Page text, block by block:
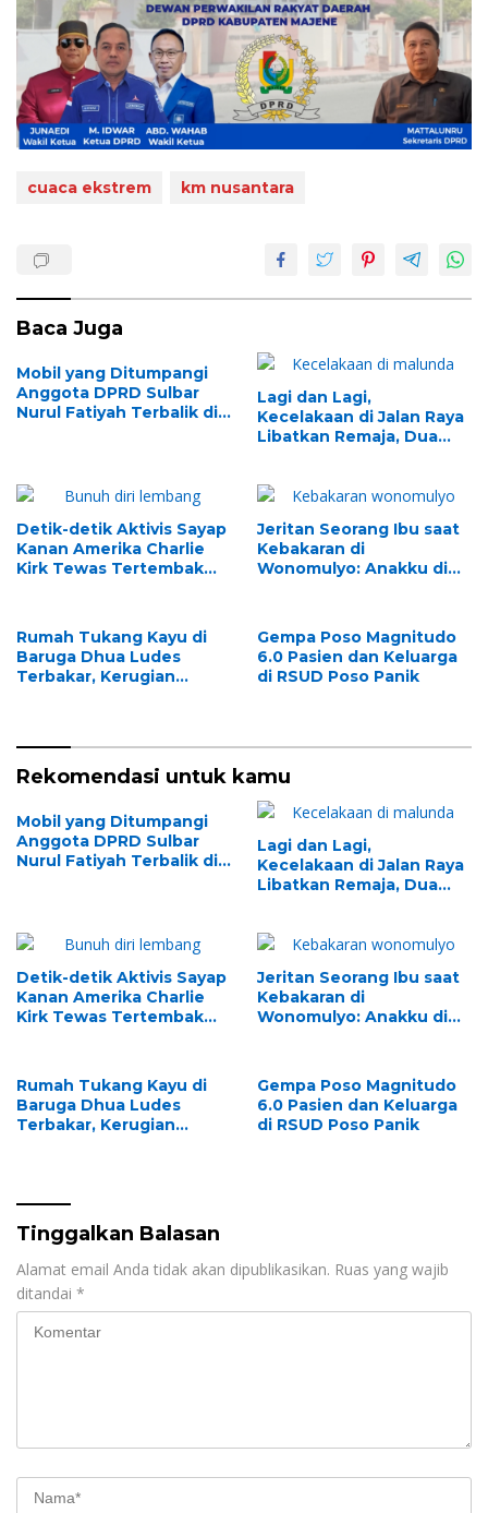
cuaca ekstrem km nusantara
Baca Juga
Mobil yang Ditumpangi
Anggota DPRD Sulbar
Nurul Fatiyah Terbalik di
Lagi dan Lagi,
Kecelakaan di Jalan Raya
Libatkan Remaja, Dua
Detik-detik Aktivis Sayap
Kanan Amerika Charlie
Kirk Tewas Tertembak
Jeritan Seorang Ibu saat
Kebakaran di
Wonomulyo: Anakku di
Rumah Tukang Kayu di
Baruga Dhua Ludes
Terbakar, Kerugian
Gempa Poso Magnitudo
6.0 Pasien dan Keluarga
di RSUD Poso Panik
Rekomendasi untuk kamu
Mobil yang Ditumpangi
Anggota DPRD Sulbar
Nurul Fatiyah Terbalik di
Lagi dan Lagi,
Kecelakaan di Jalan Raya
Libatkan Remaja, Dua
Detik-detik Aktivis Sayap
Kanan Amerika Charlie
Kirk Tewas Tertembak
Jeritan Seorang Ibu saat
Kebakaran di
Wonomulyo: Anakku di
Rumah Tukang Kayu di
Baruga Dhua Ludes
Terbakar, Kerugian
Gempa Poso Magnitudo
6.0 Pasien dan Keluarga
di RSUD Poso Panik
Tinggalkan Balasan
Alamat email Anda tidak akan dipublikasikan. Ruas yang wajib
ditandai *